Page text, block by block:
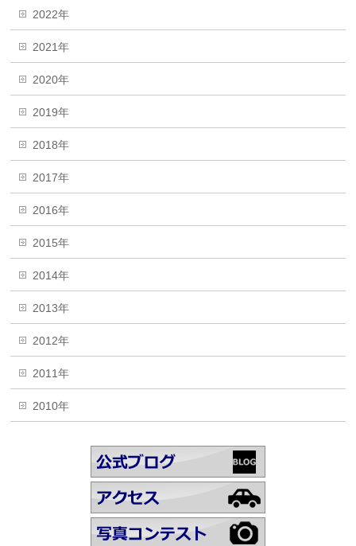
2022年
2021年
2020年
2019年
2018年
2017年
2016年
2015年
2014年
2013年
2012年
2011年
2010年